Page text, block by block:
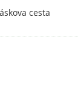
cesta